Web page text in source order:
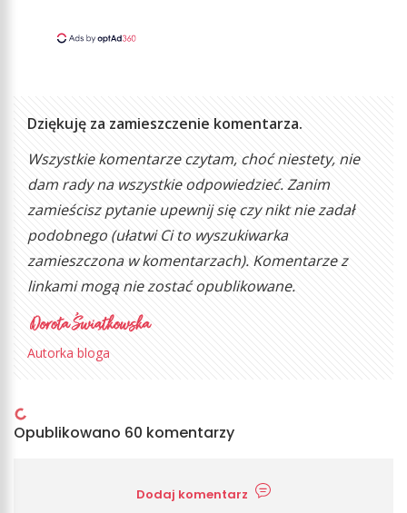
Dziękuję za zamieszczenie komentarza.
Wszystkie komentarze czytam, choć niestety, nie
dam rady na wszystkie odpowiedzieć. Zanim
zamieścisz pytanie upewnij się czy nikt nie zadał
podobnego (ułatwi Ci to wyszukiwarka
zamieszczona w komentarzach). Komentarze z
linkami mogą nie zostać opublikowane.
Autorka bloga
Opublikowano 60 komentarzy
Dodaj komentarz